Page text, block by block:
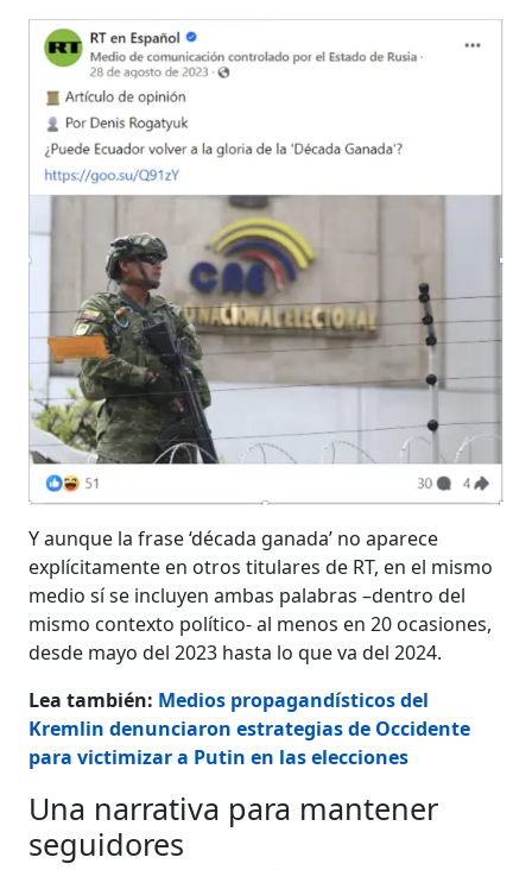
Y aunque la frase ‘década ganada’ no aparece
explícitamente en otros titulares de RT, en el mismo
medio sí se incluyen ambas palabras –dentro del
mismo contexto político- al menos en 20 ocasiones,
desde mayo del 2023 hasta lo que va del 2024.
Lea también: Medios propagandísticos del
Kremlin denunciaron estrategias de Occidente
para victimizar a Putin en las elecciones
Una narrativa para mantener
seguidores